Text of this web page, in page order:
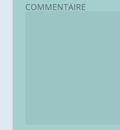
COMMENTAIRE